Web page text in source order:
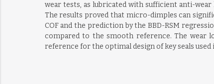
wear tests, as lubricated with sufficient anti-
The results proved that micro-dimples can
COF and the prediction by the BBD-RSM
compared to the smooth reference. The wear
reference for the optimal design of key seals used